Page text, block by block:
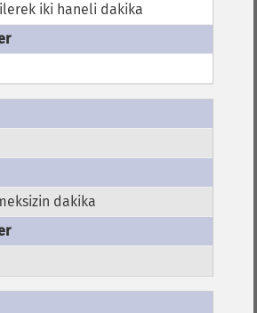
iki haneli dakika
dakika